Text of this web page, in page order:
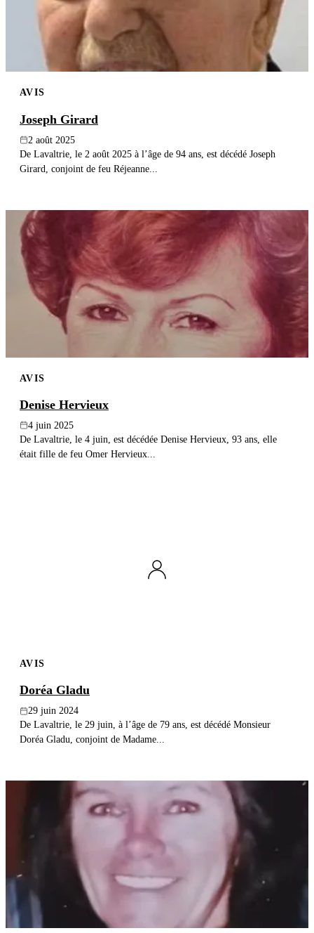
AVIS
Joseph Girard
2 août 2025
De Lavaltrie, le 2 août 2025 à l’âge de 94 ans, est décédé Joseph
Girard, conjoint de feu Réjeanne...
AVIS
Denise Hervieux
4 juin 2025
De Lavaltrie, le 4 juin, est décédée Denise Hervieux, 93 ans, elle
était fille de feu Omer Hervieux...
AVIS
Doréa Gladu
29 juin 2024
De Lavaltrie, le 29 juin, à l’âge de 79 ans, est décédé Monsieur
Doréa Gladu, conjoint de Madame...